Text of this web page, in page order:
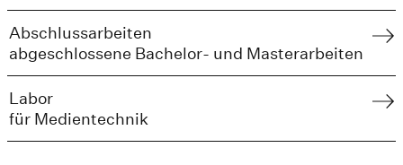
Abschlussarbeiten
abgeschlossene Bachelor- und Masterarbeiten
Labor
für Medientechnik